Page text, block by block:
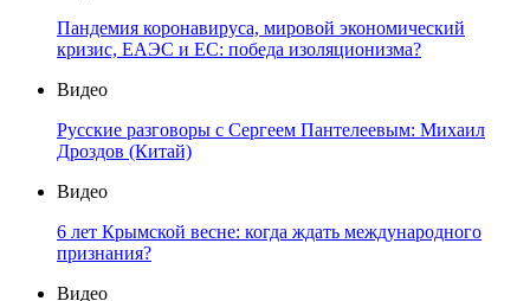
Пандемия коронавируса, мировой экономический
кризис, ЕАЭС и ЕС: победа изоляционизма?
Видео
Русские разговоры с Сергеем Пантелеевым: Михаил
Дроздов (Китай)
Видео
6 лет Крымской весне: когда ждать международного
признания?
Видео